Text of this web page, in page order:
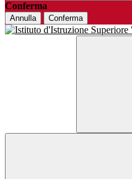
Conferma
Annulla Conferma